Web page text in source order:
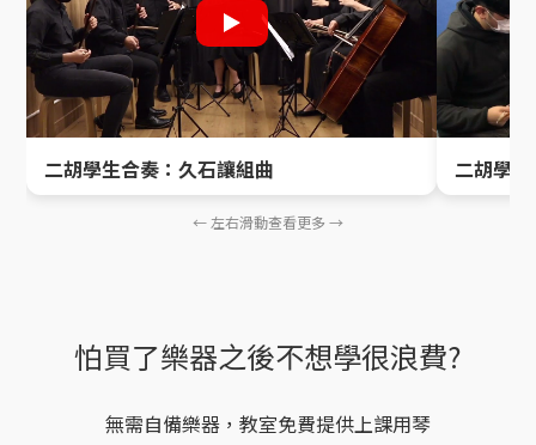
二胡學生合奏：久石讓組曲 二胡學
← 左右滑動查看更多 →
怕買了樂器之後不想學很浪費?
無需自備樂器，教室免費提供上課用琴